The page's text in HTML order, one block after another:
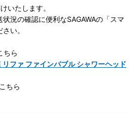
いたします。
況の確認に便利なSAGAWAの「スマ
い。
ちら
リファ ファインバブル シャワーヘッド
ちら